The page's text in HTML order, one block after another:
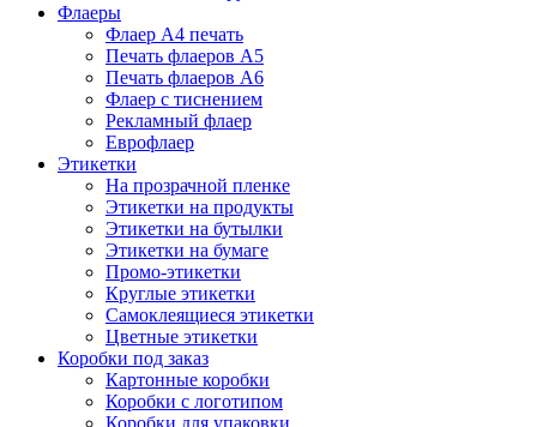
Флаеры
Флаер А4 печать
Печать флаеров А5
Печать флаеров А6
Флаер с тиснением
Рекламный флаер
Еврофлаер
Этикетки
На прозрачной пленке
Этикетки на продукты
Этикетки на бутылки
Этикетки на бумаге
Промо-этикетки
Круглые этикетки
Самоклеящиеся этикетки
Цветные этикетки
Коробки под заказ
Картонные коробки
Коробки с логотипом
Коробки для упаковки